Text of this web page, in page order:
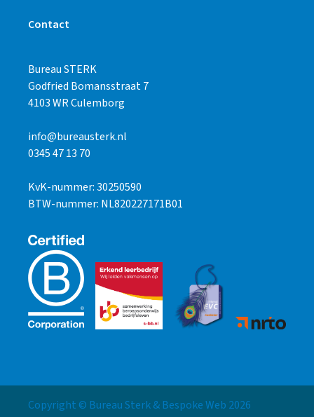
Contact
Bureau STERK
Godfried Bomansstraat 7
4103 WR Culemborg
info@bureausterk.nl
0345 47 13 70
KvK-nummer: 30250590
BTW-nummer: NL820227171B01
Copyright © Bureau Sterk & Bespoke Web 2026